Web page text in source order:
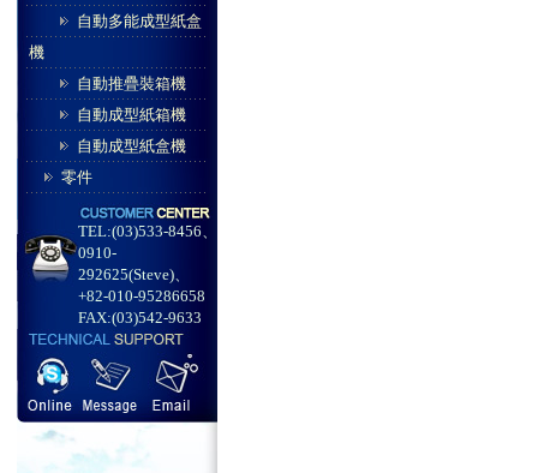
自動多能成型紙盒
機
自動推疊裝箱機
自動成型紙箱機
自動成型紙盒機
零件
TEL:(03)533-8456、
0910-
292625(Steve)、
+82-010-95286658
FAX:(03)542-9633